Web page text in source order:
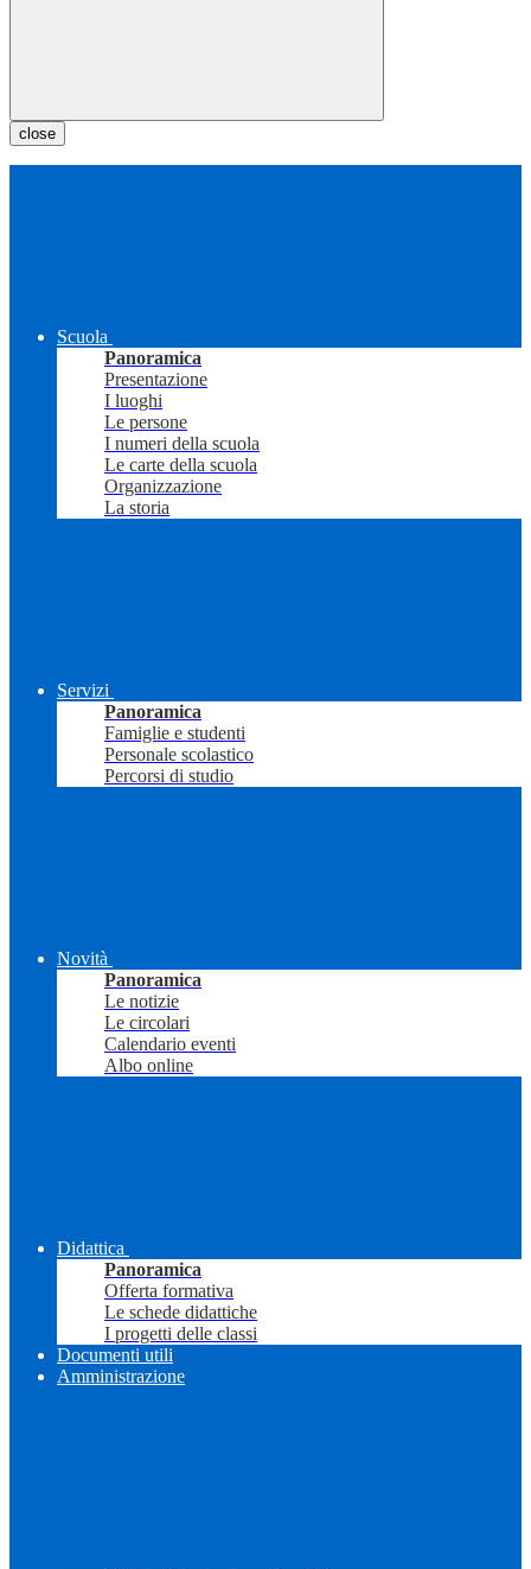
close
Scuola
Panoramica
Presentazione
I luoghi
Le persone
I numeri della scuola
Le carte della scuola
Organizzazione
La storia
Servizi
Panoramica
Famiglie e studenti
Personale scolastico
Percorsi di studio
Novità
Panoramica
Le notizie
Le circolari
Calendario eventi
Albo online
Didattica
Panoramica
Offerta formativa
Le schede didattiche
I progetti delle classi
Documenti utili
Amministrazione